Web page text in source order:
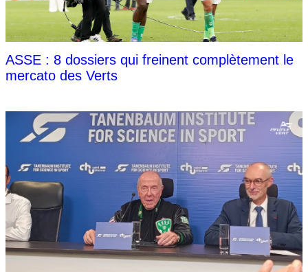
ASSE : 8 dossiers qui freinent complètement le
mercato des Verts